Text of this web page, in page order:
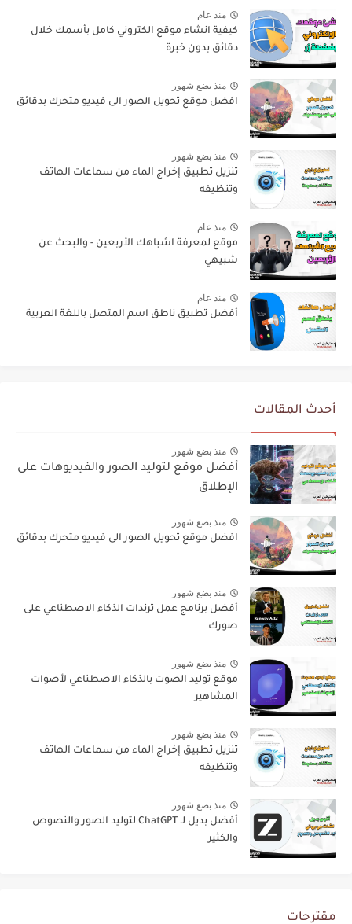
منذ عام
كيفية انشاء موقع الكتروني كامل بأسمك خلال
دقائق بدون خبرة
منذ بضع شهور
افضل موقع تحويل الصور الى فيديو متحرك بدقائق
منذ بضع شهور
تنزيل تطبيق إخراج الماء من سماعات الهاتف
وتنظيفه
منذ عام
موقع لمعرفة اشباهك الأربعين - والبحث عن
شبيهي
منذ عام
أفضل تطبيق ناطق اسم المتصل باللغة العربية
أحدث المقالات
منذ بضع شهور
أفضل موقع لتوليد الصور والفيديوهات على
الإطلاق
منذ بضع شهور
افضل موقع تحويل الصور الى فيديو متحرك بدقائق
منذ بضع شهور
أفضل برنامج عمل ترندات الذكاء الاصطناعي على
صورك
منذ بضع شهور
موقع توليد الصوت بالذكاء الاصطناعي لأصوات
المشاهير
منذ بضع شهور
تنزيل تطبيق إخراج الماء من سماعات الهاتف
وتنظيفه
منذ بضع شهور
أفضل بديل لـ ChatGPT لتوليد الصور والنصوص
والكثير
مقترحات